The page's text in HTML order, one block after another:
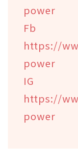
power
https://
power
https://
power